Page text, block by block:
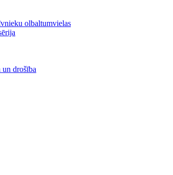
olbaltumvielas
un drošība